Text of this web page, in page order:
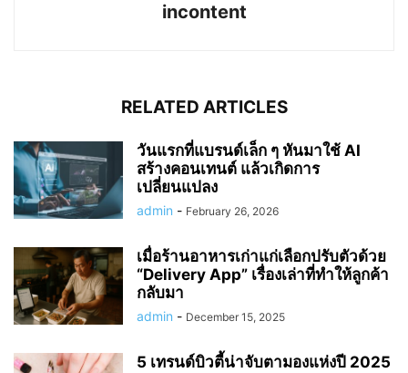
incontent
RELATED ARTICLES
วันแรกที่แบรนด์เล็ก ๆ หันมาใช้ AI
สร้างคอนเทนต์ แล้วเกิดการ
เปลี่ยนแปลง
admin - February 26, 2026
เมื่อร้านอาหารเก่าแก่เลือกปรับตัวด้วย
“Delivery App” เรื่องเล่าที่ทำให้ลูกค้า
กลับมา
admin - December 15, 2025
5 เทรนด์บิวตี้น่าจับตามองแห่งปี 2025